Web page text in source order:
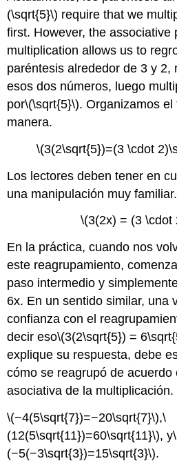
(\sqrt{5}\) require that we
first. However, the associative
multiplication allows us to
paréntesis alrededor de 3 y 2,
esos dos números, luego
por\(\sqrt{5}\). Organizamos
manera.
\(3(2\sqrt{5})=(3 \cdot
Los lectores deben tener en
una manipulación muy familiar.
\(3(2x) = (3 \cdot
En la práctica, cuando nos
este reagrupamiento,
paso intermedio y
6x. En un sentido similar, una
confianza con el
decir eso\(3(2\sqrt{5}) =
explique su respuesta, debe
cómo se reagrupó de acuerdo
asociativa de la
\(−4(5\sqrt{7})=−20\sqrt{7}\),\
(12(5\sqrt{11})=60\sqrt{11}\), y\
(−5(−3\sqrt{3})=15\sqrt{3}\).